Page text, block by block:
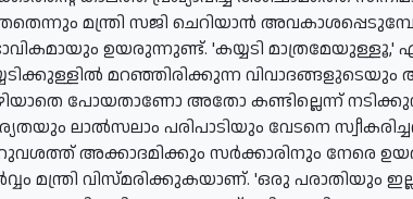
മന്ത്രി സജി ചെറിയാന്‍
ഉയരുന്നുണ്ട്. 'കയ്യടി മാത്രമേയുള്ളൂ,'
മറഞ്ഞിരിക്കുന്ന
പോയതാണോ അതോ കണ്ടില്ലെന്ന്
ലാല്‍സലാം പരിപാടിയും വേടനെ
അക്കാദമിക്കും സര്‍ക്കാരിനും നേരെ
വിസ്മരിക്കുകയാണ്. 'ഒരു പരാതിയും